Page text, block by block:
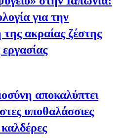
για την
ακραίας ζέστης
αποκαλύπτει
υποθαλάσσιες